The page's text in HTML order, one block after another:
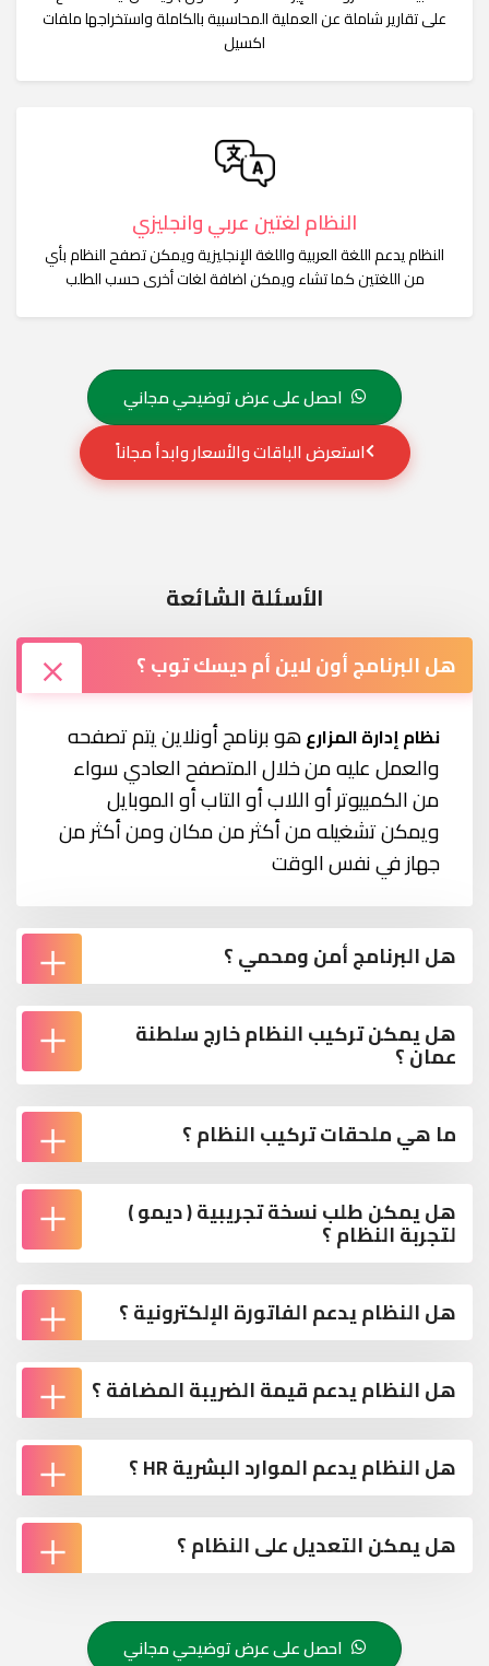
على تقارير شاملة عن العملية المحاسبية بالكاملة واستخراجها ملفات
اكسيل
النظام لغتين عربي وانجليزي
النظام يدعم اللغة العربية واللغة الإنجليزية ويمكن تصفح النظام بأي
من اللغتين كما تشاء ويمكن اضافة لغات أخرى حسب الطلب
احصل على عرض توضيحي مجاني
استعرض الباقات والأسعار وابدأ مجاناً
الأسئلة الشائعة
هل البرنامج أون لاين أم ديسك توب ؟
نظام إدارة المزارعهو برنامج أونلاين يتم تصفحه
والعمل عليه من خلال المتصفح العادي سواء
من الكمبيوتر أو اللاب أو التاب أو الموبايل
ويمكن تشغيله من أكثر من مكان ومن أكثر من
جهاز في نفس الوقت
هل البرنامج أمن ومحمي ؟
هل يمكن تركيب النظام خارج سلطنة
عمان ؟
ما هي ملحقات تركيب النظام ؟
هل يمكن طلب نسخة تجريبية ( ديمو )
لتجربة النظام ؟
هل النظام يدعم الفاتورة الإلكترونية ؟
هل النظام يدعم قيمة الضريبة المضافة ؟
هل النظام يدعم الموارد البشرية HR ؟
هل يمكن التعديل على النظام ؟
احصل على عرض توضيحي مجاني